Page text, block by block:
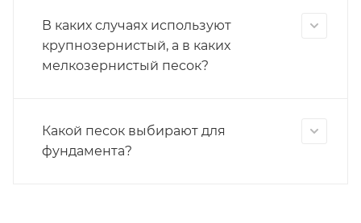
В каких случаях используют
крупнозернистый, а в каких
мелкозернистый песок?
Какой песок выбирают для
фундамента?